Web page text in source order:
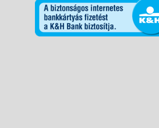
Papírszínház
Pixelhobby